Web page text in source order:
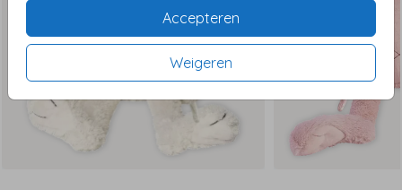
Accepteren
Weigeren